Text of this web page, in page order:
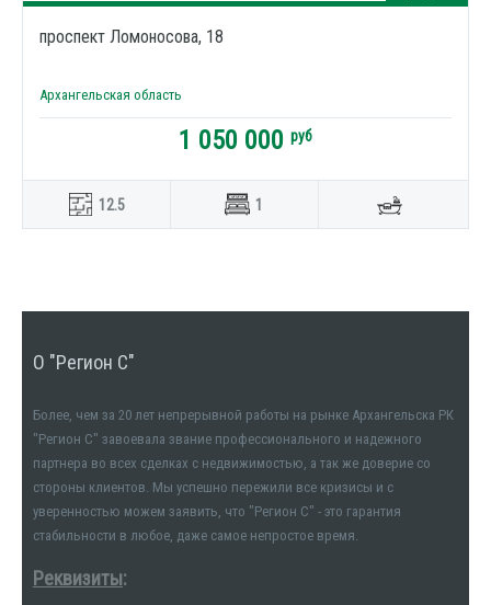
проспект Ломоносова, 18
Архангельская область
1 050 000 руб
12.5 1
О "Регион С"
Более, чем за 20 лет непрерывной работы на рынке Архангельска РК
"Регион С" завоевала звание профессионального и надежного
партнера во всех сделках с недвижимостью, а так же доверие со
стороны клиентов. Мы успешно пережили все кризисы и с
уверенностью можем заявить, что "Регион С" - это гарантия
стабильности в любое, даже самое непростое время.
Реквизиты: